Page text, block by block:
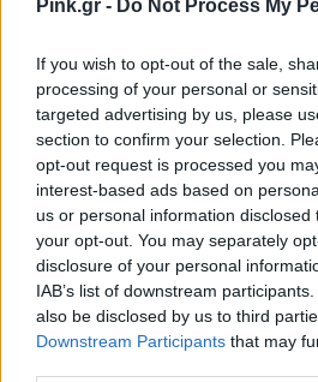
Pink.gr - Do Not Process My
If you wish to opt-out of the sale,
processing of your personal or
targeted advertising by us, please
section to confirm your selection.
opt-out request is processed you
interest-based ads based on
us or personal information
your opt-out. You may separately
disclosure of your personal
IAB’s list of downstream
also be disclosed by us to third
Downstream Participants that may
Δεκαήμερο
σε
17/11 έως 26/11)
Ιβίσκος εκδόσεις:
Προσφορέςέως -70%
ΙΑΝΟS:
Προσφορέςέως -10%!
ΜΕΤΑΙΧΜΙΟ: